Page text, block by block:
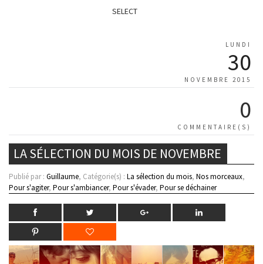
SELECT
LUNDI
30
NOVEMBRE 2015
0
COMMENTAIRE(S)
LA SÉLECTION DU MOIS DE NOVEMBRE
Publié par : Guillaume, Catégorie(s) : La sélection du mois, Nos morceaux,
Pour s'agiter, Pour s'ambiancer, Pour s'évader, Pour se déchainer